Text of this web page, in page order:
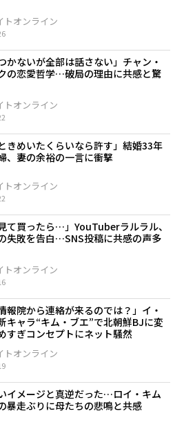
トオンライン
かないが全部は話さない」チャン・
の恋愛哲学…破局の理由に共感と驚
トオンライン
きめいたくらいなら許す」結婚33年
、妻の余裕の一言に衝撃
トオンライン
見て買ったら…」YouTuberラルラル、
失敗を告白…SNS投稿に共感の声多
トオンライン
報院から連絡が来るのでは？」イ・
キャラ“キム・ブエ”で北朝鮮BJに変
すぎコンセプトにネット騒然
トオンライン
イメージと真逆だった…ロイ・キム
暴走ぶりに母たちの悲鳴と共感